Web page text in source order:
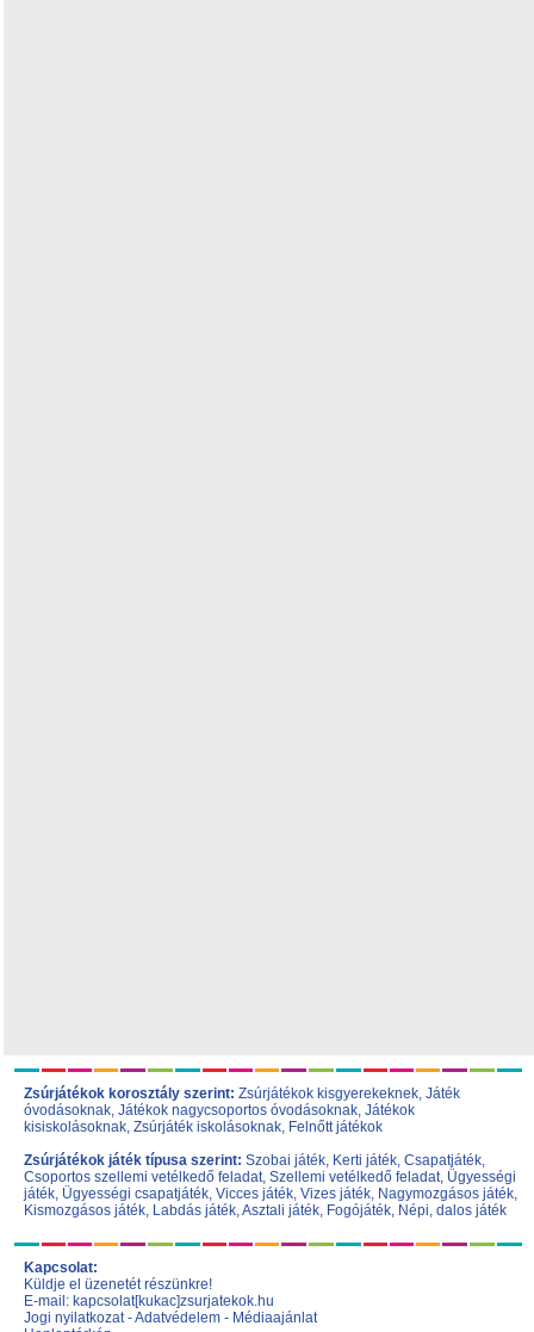
Zsúrjátékok korosztály szerint: Zsúrjátékok kisgyerekeknek, Játék
óvodásoknak, Játékok nagycsoportos óvodásoknak, Játékok
kisiskolásoknak, Zsúrjáték iskolásoknak, Felnőtt játékok
Zsúrjátékok játék típusa szerint: Szobai játék, Kerti játék, Csapatjáték,
Csoportos szellemi vetélkedő feladat, Szellemi vetélkedő feladat, Ügyességi
játék, Ügyességi csapatjáték, Vicces játék, Vizes játék, Nagymozgásos játék,
Kismozgásos játék, Labdás játék,Asztali játék, Fogójáték, Népi, dalos játék
Kapcsolat:
Küldje el üzenetét részünkre!
E-mail: kapcsolat[kukac]zsurjatekok.hu
Jogi nyilatkozat-Adatvédelem - Médiaajánlat